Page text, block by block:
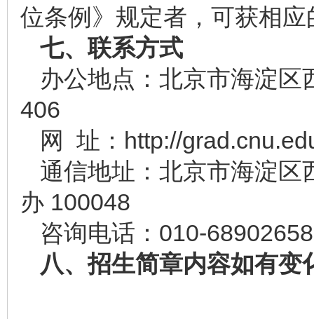
位条例》规定者，可获相
七、联系方式
办公地点：北京市海淀
406
网 址：http://
通信地址：北京市海淀区
办 100048
咨询电话：010-
八、招生简章内容如有